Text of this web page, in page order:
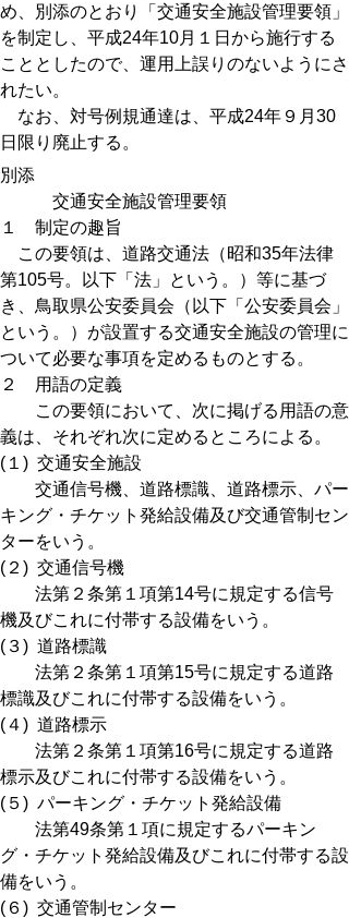
め、別添のとおり「交通安全施設管理要領」
を制定し、平成24年10月１日から施行する
こととしたので、運用上誤りのないようにさ
れたい。
なお、対号例規通達は、平成24年９月30
日限り廃止する。
別添
交通安全施設管理要領
１ 制定の趣旨
この要領は、道路交通法（昭和35年法律
第105号。以下「法」という。）等に基づ
き、鳥取県公安委員会（以下「公安委員会」
という。）が設置する交通安全施設の管理に
ついて必要な事項を定めるものとする。
２ 用語の定義
この要領において、次に掲げる用語の意
義は、それぞれ次に定めるところによる。
(１) 交通安全施設
交通信号機、道路標識、道路標示、パー
キング・チケット発給設備及び交通管制セン
ターをいう。
(２) 交通信号機
法第２条第１項第14号に規定する信号
機及びこれに付帯する設備をいう。
(３) 道路標識
法第２条第１項第15号に規定する道路
標識及びこれに付帯する設備をいう。
(４) 道路標示
法第２条第１項第16号に規定する道路
標示及びこれに付帯する設備をいう。
(５) パーキング・チケット発給設備
法第49条第１項に規定するパーキン
グ・チケット発給設備及びこれに付帯する設
備をいう。
(６) 交通管制センター